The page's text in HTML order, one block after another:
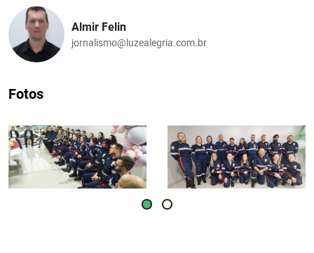
Almir Felin
jornalismo@luzealegria.com.br
Fotos